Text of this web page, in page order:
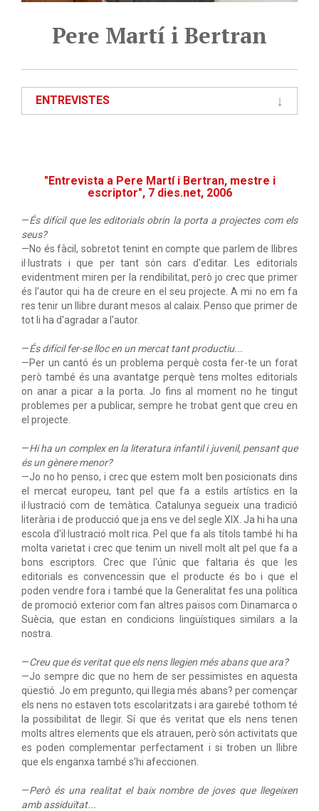
Pere Martí i Bertran
ENTREVISTES
"Entrevista a Pere Martí i Bertran, mestre i
escriptor", 7 dies.net, 2006
—És difícil que les editorials obrin la porta a projectes com els
seus?
—No és fàcil, sobretot tenint en compte que parlem de llibres
il·lustrats i que per tant són cars d'editar. Les editorials
evidentment miren per la rendibilitat, però jo crec que primer
és l'autor qui ha de creure en el seu projecte. A mi no em fa
res tenir un llibre durant mesos al calaix. Penso que primer de
tot li ha d'agradar a l'autor.
—És difícil fer-se lloc en un mercat tant productiu...
—Per un cantó és un problema perquè costa fer-te un forat
però també és una avantatge perquè tens moltes editorials
on anar a picar a la porta. Jo fins al moment no he tingut
problemes per a publicar, sempre he trobat gent que creu en
el projecte.
—Hi ha un complex en la literatura infantil i juvenil, pensant que
és un gènere menor?
—Jo no ho penso, i crec que estem molt ben posicionats dins
el mercat europeu, tant pel que fa a estils artístics en la
il·lustració com de temàtica. Catalunya segueix una tradició
literària i de producció que ja ens ve del segle XIX. Ja hi ha una
escola d'il·lustració molt rica. Pel que fa als títols també hi ha
molta varietat i crec que tenim un nivell molt alt pel que fa a
bons escriptors. Crec que l'únic que faltaria és que les
editorials es convencessin que el producte és bo i que el
poden vendre fora i també que la Generalitat fes una política
de promoció exterior com fan altres països com Dinamarca o
Suècia, que estan en condicions lingüístiques similars a la
nostra.
—Creu que és veritat que els nens llegien més abans que ara?
—Jo sempre dic que no hem de ser pessimistes en aquesta
qüestió. Jo em pregunto, qui llegia més abans? per començar
els nens no estaven tots escolaritzats i ara gairebé tothom té
la possibilitat de llegir. Sí que és veritat que els nens tenen
molts altres elements que els atrauen, però són activitats que
es poden complementar perfectament i si troben un llibre
que els enganxa també s'hi afeccionen.
—Però és una realitat el baix nombre de joves que llegeixen
amb assiduïtat...